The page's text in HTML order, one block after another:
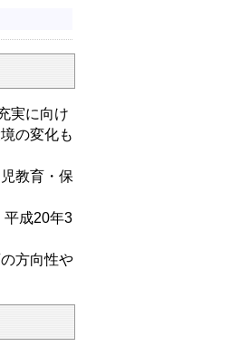
実に向け
の変化も
教育・保
成20年3
方向性や